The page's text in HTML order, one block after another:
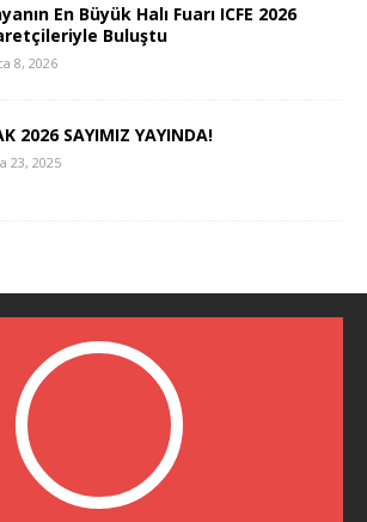
En Büyük Halı Fuarı ICFE 2026
Buluştu
8, 2026
2026 SAYIMIZ YAYINDA!
23, 2025